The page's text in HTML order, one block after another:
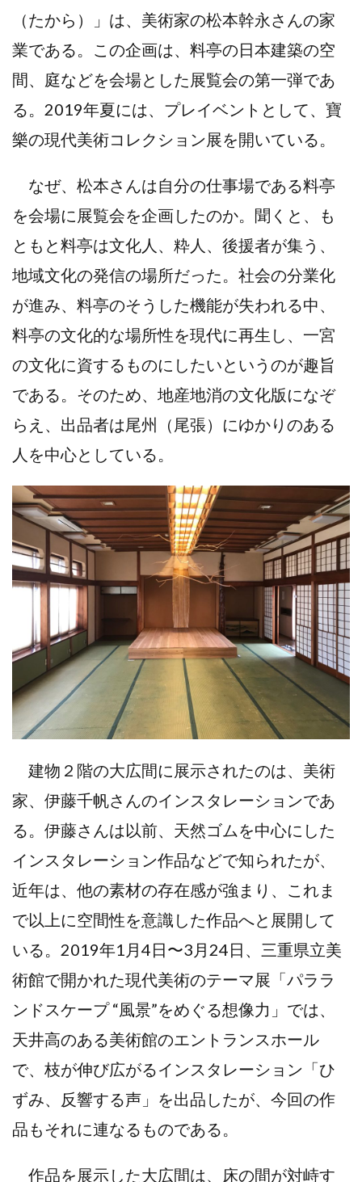
（たから）」は、美術家の松本幹永さんの家
業である。この企画は、料亭の日本建築の空
間、庭などを会場とした展覧会の第一弾であ
る。2019年夏には、プレイベントとして、寶
樂の現代美術コレクション展を開いている。
なぜ、松本さんは自分の仕事場である料亭
を会場に展覧会を企画したのか。聞くと、も
ともと料亭は文化人、粋人、後援者が集う、
地域文化の発信の場所だった。社会の分業化
が進み、料亭のそうした機能が失われる中、
料亭の文化的な場所性を現代に再生し、一宮
の文化に資するものにしたいというのが趣旨
である。そのため、地産地消の文化版になぞ
らえ、出品者は尾州（尾張）にゆかりのある
人を中心としている。
建物２階の大広間に展示されたのは、美術
家、伊藤千帆さんのインスタレーションであ
る。伊藤さんは以前、天然ゴムを中心にした
インスタレーション作品などで知られたが、
近年は、他の素材の存在感が強まり、これま
で以上に空間性を意識した作品へと展開して
いる。2019年1月4日〜3月24日、三重県立美
術館で開かれた現代美術のテーマ展「パララ
ンドスケープ “風景”をめぐる想像力」では、
天井高のある美術館のエントランスホール
で、枝が伸び広がるインスタレーション「ひ
ずみ、反響する声」を出品したが、今回の作
品もそれに連なるものである。
作品を展示した大広間は、床の間が対峙す